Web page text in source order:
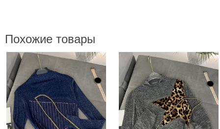
Похожие товары